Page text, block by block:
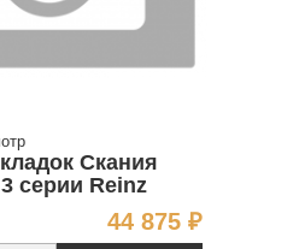
Скания
серии Reinz
44 875 ₽Цена